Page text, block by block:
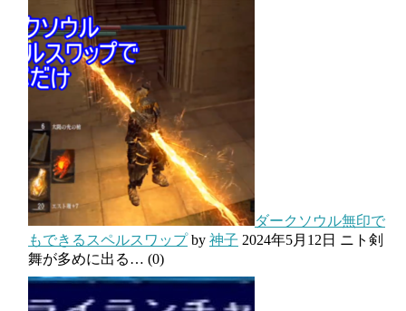
ダークソウル無印で
もできるスペルスワップby 神子 2024年5月12日 ニト剣
舞が多めに出る… (0)